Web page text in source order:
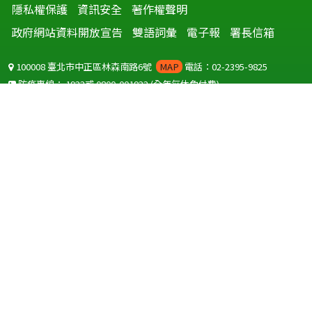
隱私權保護 資訊安全 著作權聲明
政府網站資料開放宣告
雙語詞彙 電子報 署長信箱
100008 臺北市中正區林森南路6號 MAP 電話：02-2395-9825
防疫專線：1922或0800-001922(全年無休免付費)